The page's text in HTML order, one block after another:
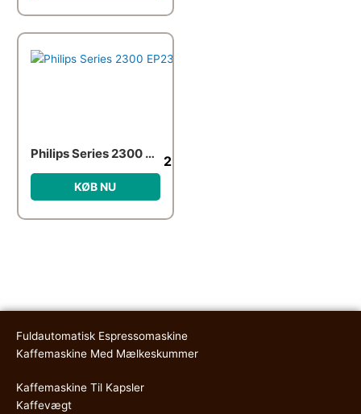
Philips Series 2300 EP2331 – automatic coffee machine with cappuccinatore – 15 bar – lacquered piano black 2,923.00
KØB NU
Fuldautomatisk Espressomaskine
Kaffemaskine Med Mælkeskummer
Kaffemaskine Til Kapsler
Kaffevægt